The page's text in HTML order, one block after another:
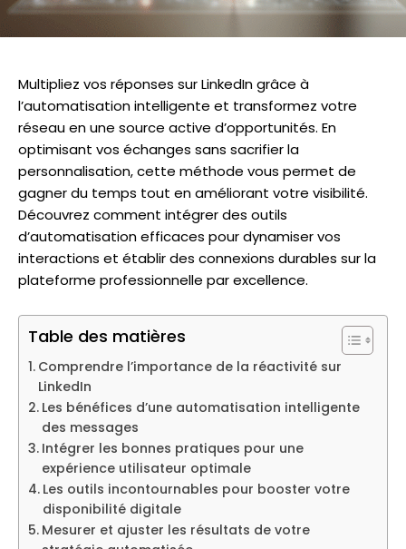
Multipliez vos réponses sur LinkedIn grâce à
l’automatisation intelligente et transformez votre
réseau en une source active d’opportunités. En
optimisant vos échanges sans sacrifier la
personnalisation, cette méthode vous permet de
gagner du temps tout en améliorant votre visibilité.
Découvrez comment intégrer des outils
d’automatisation efficaces pour dynamiser vos
interactions et établir des connexions durables sur la
plateforme professionnelle par excellence.
Table des matières
Comprendre l’importance de la réactivité sur
LinkedIn
Les bénéfices d’une automatisation intelligente
des messages
Intégrer les bonnes pratiques pour une
expérience utilisateur optimale
Les outils incontournables pour booster votre
disponibilité digitale
Mesurer et ajuster les résultats de votre